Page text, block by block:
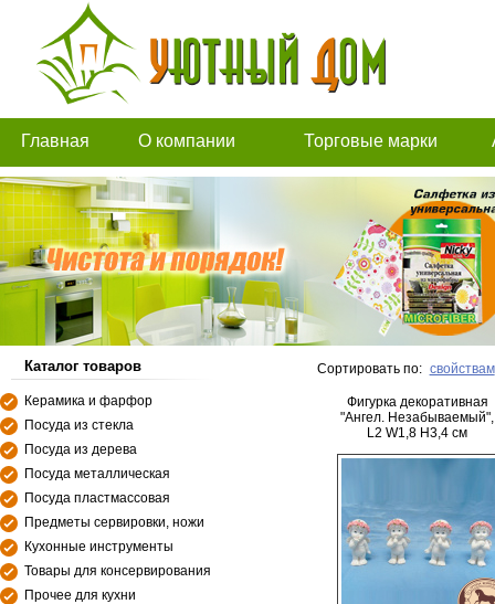
Главная О компании Торговые марки
Каталог товаров
Керамика и фарфор
Посуда из стекла
Посуда из дерева
Посуда металлическая
Посуда пластмассовая
Предметы сервировки, ножи
Кухонные инструменты
Товары для консервирования
Прочее для кухни
Сортировать по: свойствам
Фигурка декоративная
"Ангел. Незабываемый",
L2 W1,8 H3,4 см